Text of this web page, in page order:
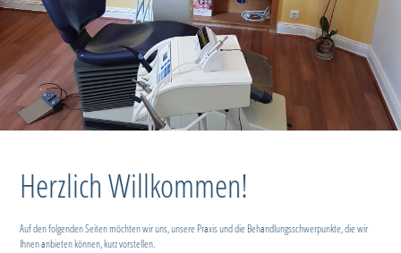
Herzlich Willkommen!
Auf den folgenden Seiten möchten wir uns, unsere Praxis und die Behandlungsschwerpunkte, die wir
Ihnen anbieten können, kurz vorstellen.